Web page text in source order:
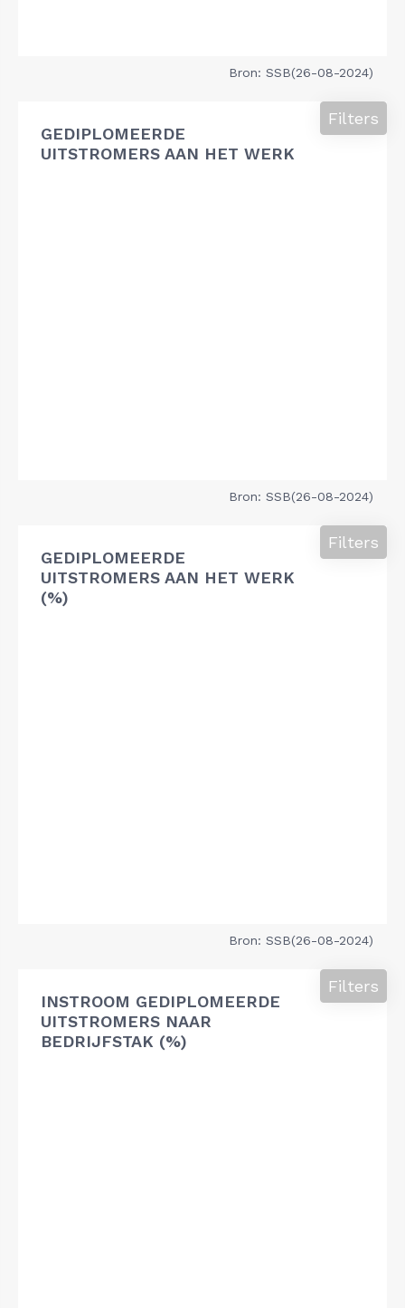
Bron: SSB(26-08-2024)
GEDIPLOMEERDE
UITSTROMERS AAN HET WERK
Filters
Bron: SSB(26-08-2024)
GEDIPLOMEERDE
UITSTROMERS AAN HET WERK
(%)
Filters
Bron: SSB(26-08-2024)
INSTROOM GEDIPLOMEERDE
UITSTROMERS NAAR
BEDRIJFSTAK (%)
Filters